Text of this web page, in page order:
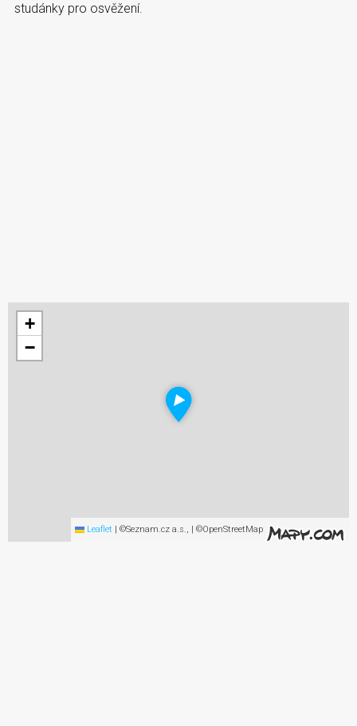
studánky pro osvěžení.
+
−
Leaflet | ©Seznam.cz a.s., | ©OpenStreetMap